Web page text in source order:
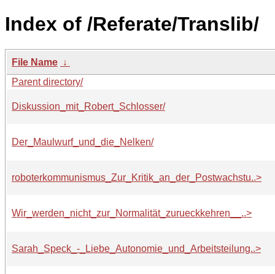
Index of /Referate/Translib/
File Name ↓
Parent directory/
Diskussion_mit_Robert_Schlosser/
Der_Maulwurf_und_die_Nelken/
roboterkommunismus_Zur_Kritik_an_der_Postwachstu..>
Wir_werden_nicht_zur_Normalität_zurueckkehren__..>
Sarah_Speck_-_Liebe_Autonomie_und_Arbeitsteilung..>